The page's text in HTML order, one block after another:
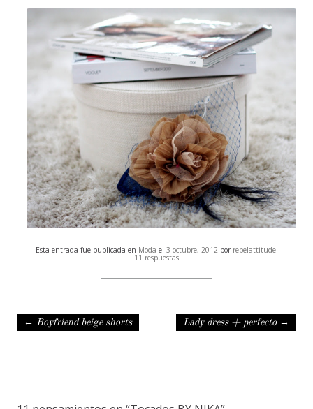
Esta entrada fue publicada en Moda el 3 octubre, 2012por rebelattitude.
11 respuestas
Navegación de entradas
← Boyfriend beige shorts Lady dress + perfecto →